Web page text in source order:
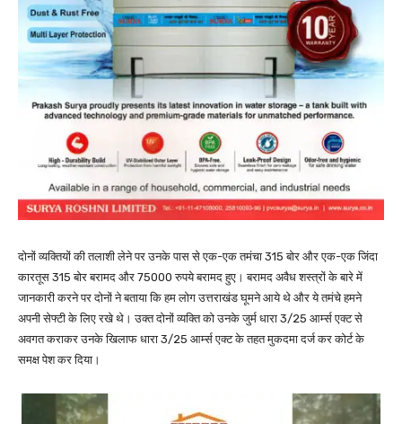
दोनों व्यक्तियों की तलाशी लेने पर उनके पास से एक-एक तमंचा 315 बोर और एक-एक जिंदा
कारतूस 315 बोर बरामद और 75000 रुपये बरामद हुए। बरामद अवैध शस्त्रों के बारे में
जानकारी करने पर दोनों ने बताया कि हम लोग उत्तराखंड घूमने आये थे और ये तमंचे हमने
अपनी सेफ्टी के लिए रखे थे। उक्त दोनों व्यक्ति को उनके जुर्म धारा 3/25 आर्म्स एक्ट से
अवगत कराकर उनके खिलाफ धारा 3/25 आर्म्स एक्ट के तहत मुकदमा दर्ज कर कोर्ट के
समक्ष पेश कर दिया।